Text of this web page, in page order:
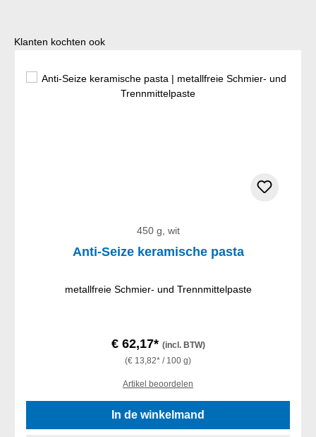
Productgalerij overslaan
Klanten kochten ook
450 g, wit
Anti-Seize keramische pasta
metallfreie Schmier- und Trennmittelpaste
€ 62,17* (incl. BTW)
(€ 13,82* / 100 g)
Artikel beoordelen
In de winkelmand